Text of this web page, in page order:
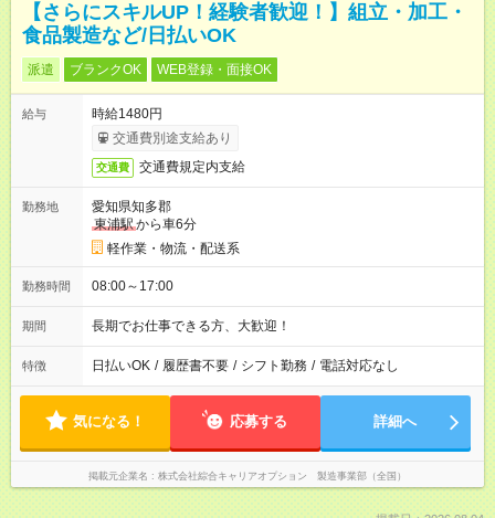
【さらにスキルUP！経験者歓迎！】組立・加工・
食品製造など/日払いOK
派遣 ブランクOK WEB登録・面接OK
給与
時給1480円
交通費別途支給あり
交通費 交通費規定内支給
勤務地
愛知県知多郡
東浦駅から車6分
軽作業・物流・配送系
勤務時間 08:00～17:00
期間 長期でお仕事できる方、大歓迎！
特徴 日払いOK / 履歴書不要 / シフト勤務 / 電話対応なし
気になる！ 応募する 詳細へ
掲載元企業名 株式会社綜合キャリアオプション 製造事業部（全国）